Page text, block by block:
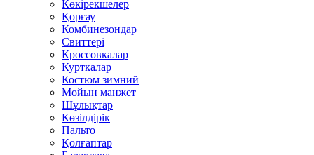
Көкірекшелер
Қорғау
Комбинезондар
Свиттері
Кроссовкалар
Курткалар
Костюм зимний
Мойын манжет
Шұлықтар
Көзілдірік
Пальто
Қолғаптар